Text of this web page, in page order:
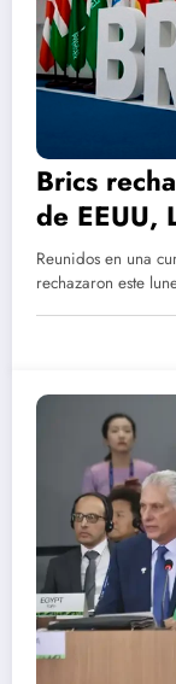
Brics
de EEUU,
militar en
Reunidos en una
rechazaron este